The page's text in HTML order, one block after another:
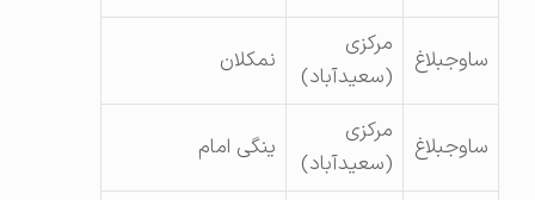
ساوجبلاغ
مرکزی
(سعیدآباد)
نمکلان
ساوجبلاغ
مرکزی
(سعیدآباد)
ینگی امام